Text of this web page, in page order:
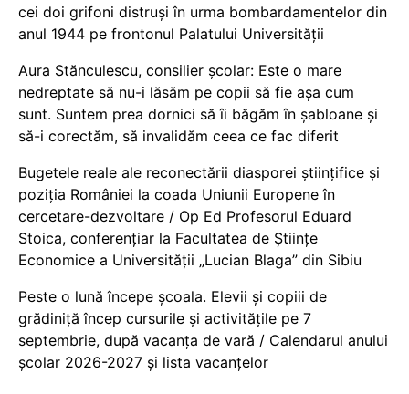
cei doi grifoni distruși în urma bombardamentelor din
anul 1944 pe frontonul Palatului Universității
Aura Stănculescu, consilier școlar: Este o mare
nedreptate să nu-i lăsăm pe copii să fie așa cum
sunt. Suntem prea dornici să îi băgăm în șabloane și
să-i corectăm, să invalidăm ceea ce fac diferit
Bugetele reale ale reconectării diasporei științifice și
poziția României la coada Uniunii Europene în
cercetare-dezvoltare / Op Ed Profesorul Eduard
Stoica, conferențiar la Facultatea de Științe
Economice a Universității „Lucian Blaga” din Sibiu
Peste o lună începe școala. Elevii și copiii de
grădiniță încep cursurile și activitățile pe 7
septembrie, după vacanța de vară / Calendarul anului
școlar 2026-2027 și lista vacanțelor